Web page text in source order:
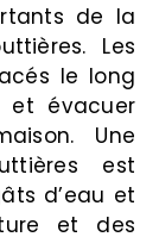
de la
Les
le long
évacuer
Une
est
d’eau et
et des